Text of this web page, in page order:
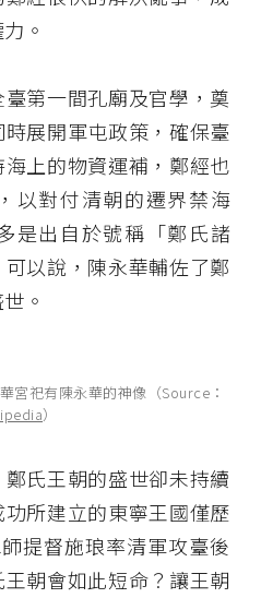
。
第一間孔廟及官學，奠
展開軍屯政策，確保臺
上的物資運補，鄭經也
以對付清朝的遷界禁海
是出自於號稱「鄭氏諸
以說，陳永華輔佐了鄭
。
宮祀有陳永華的神像（Source：
）
氏王朝的盛世卻未持續
所建立的東寧王國僅歷
提督施琅率清軍攻臺後
朝會如此短命？讓王朝